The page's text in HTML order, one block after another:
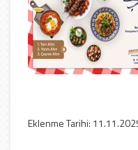
Eklenme Tarihi: